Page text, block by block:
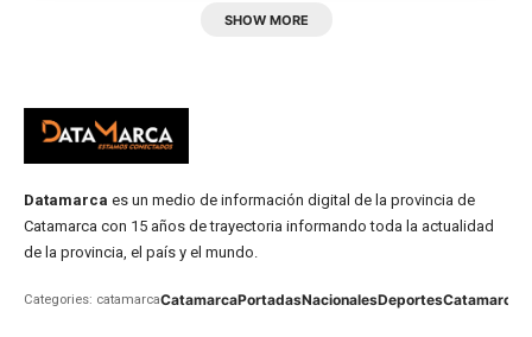
SHOW MORE
Datamarca es un medio de información digital de la provincia de
Catamarca con 15 años de trayectoria informando toda la actualidad
de la provincia, el país y el mundo.
Categories: catamarcaCatamarcaPortadasNacionalesDeportesCatamarca